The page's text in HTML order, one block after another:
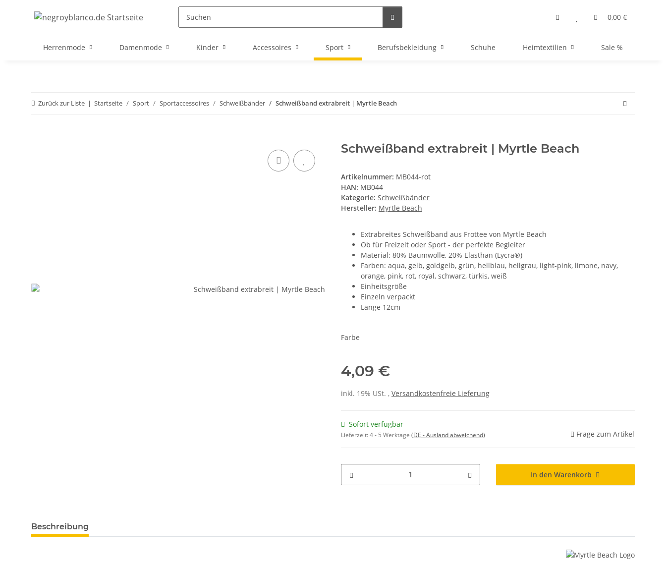
0,00 €
Herrenmode Damenmode Kinder Accessoires Sport Berufsbekleidung Schuhe Heimtextilien Sale %
Zurück zur Liste Startseite Sport Sportaccessoires Schweißbänder Schweißband extrabreit | Myrtle Beach
Schweißband extrabreit | Myrtle Beach
Artikelnummer: MB044-rot
HAN: MB044
Kategorie: Schweißbänder
Hersteller: Myrtle Beach
Extrabreites Schweißband aus Frottee von Myrtle Beach
Ob für Freizeit oder Sport - der perfekte Begleiter
Material: 80% Baumwolle, 20% Elasthan (Lycra®)
Farben: aqua, gelb, goldgelb, grün, hellblau, hellgrau, light-pink, limone, navy,
orange, pink, rot, royal, schwarz, türkis, weiß
Einheitsgröße
Einzeln verpackt
Länge 12cm
Farbe
4,09 €
inkl. 19% USt. , Versandkostenfreie Lieferung
Sofort verfügbar
Lieferzeit:4 - 5 Werktage (DE - Ausland abweichend) Frage zum Artikel
In den Warenkorb
weitere Registerkarten anzeigen
Beschreibung